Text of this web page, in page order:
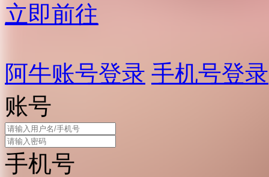
立即前往
阿牛账号登录 手机号登录
账号
手机号